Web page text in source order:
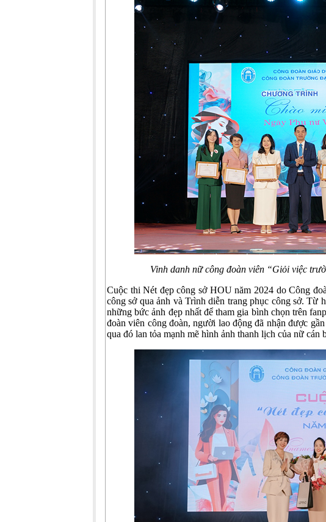
Vinh danh nữ công đoàn viên “Giỏi việc
Cuộc thi Nét đẹp công sở HOU năm 2024 do Công
công sở qua ảnh và Trình diễn trang phục công sở. Từ
những bức ảnh đẹp nhất để tham gia bình chọn trên
đoàn viên công đoàn, người lao động đã nhận được
qua đó lan tỏa mạnh mẽ hình ảnh thanh lịch của nữ cán